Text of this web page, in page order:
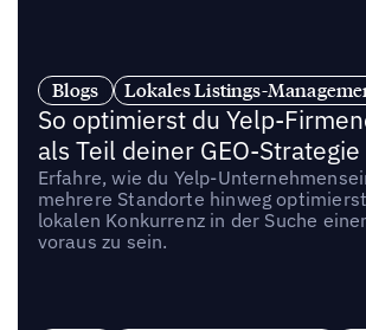
Blogs Lokales Listings-
So optimierst du Yelp-
als Teil deiner GEO-Strategie
Erfahre, wie du Yelp-
mehrere Standorte hinweg
lokalen Konkurrenz in der Suche
voraus zu sein.